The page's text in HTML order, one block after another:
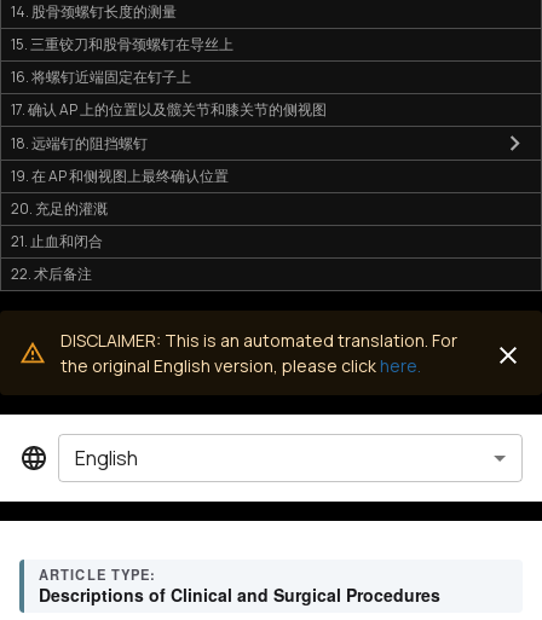
14. 股骨颈螺钉长度的测量
15. 三重铰刀和股骨颈螺钉在导丝上
16. 将螺钉近端固定在钉子上
17. 确认 AP 上的位置以及髋关节和膝关节的侧视图
18. 远端钉的阻挡螺钉
19. 在 AP 和侧视图上最终确认位置
20. 充足的灌溉
21. 止血和闭合
22. 术后备注
DISCLAIMER: This is an automated translation. For
the original English version, please click here.
ARTICLE TYPE:
Descriptions of Clinical and Surgical Procedures
English